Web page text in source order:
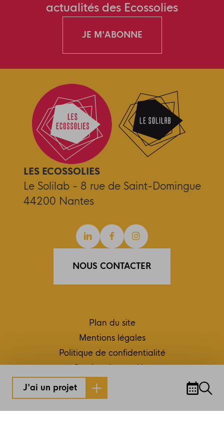
J'ai un projet
actualités des Ecossolies
JE M'ABONNE
LES ECOSSOLIES
Le Solilab - 8 rue de Saint-Domingue
44200 Nantes
LinkedinFacebookInstagram
NOUS CONTACTER
Plan du site
Mentions légales
Politique de confidentialité
Gestion des cookies
Conception et réalisation RC2C